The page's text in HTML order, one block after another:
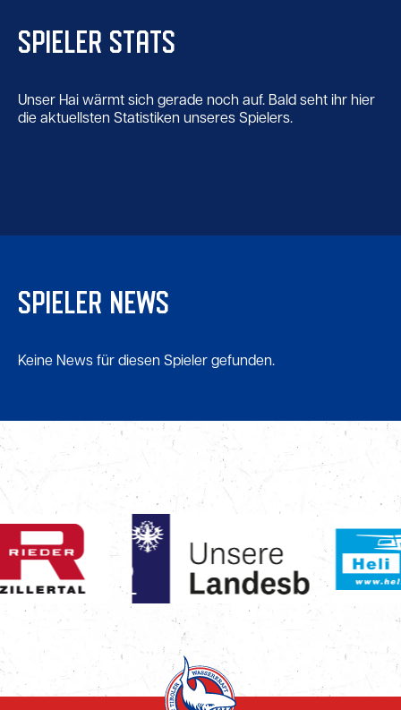
SPIELER STATS
Unser Hai wärmt sich gerade noch auf. Bald seht ihr hier
die aktuellsten Statistiken unseres Spielers.
SPIELER NEWS
Keine News für diesen Spieler gefunden.